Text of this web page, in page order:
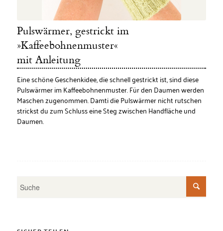
Pulswärmer, gestrickt im
»Kaffeebohnenmuster«
mit Anleitung
Eine schöne Geschenkidee, die schnell gestrickt ist, sind diese
Pulswärmer im Kaffeebohnenmuster. Für den Daumen werden
Maschen zugenommen. Damti die Pulswärmer nicht rutschen
strickst du zum Schluss eine Steg zwischen Handfläche und
Daumen.